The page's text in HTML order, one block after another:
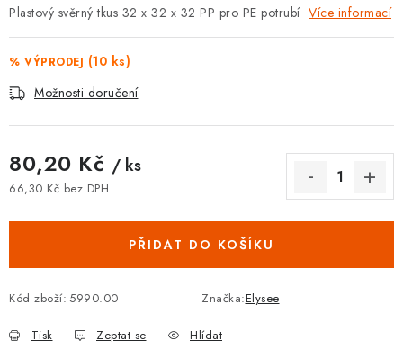
O NÁS
🚚 STAV OBJEDNÁVKY
DOPRAVA A PLATBA
VRÁCENÍ ZBOŽÍ A REKLAMACE
Plastový svěrný tkus 32 x 32 x 32 PP pro PE potrubí Více informací
% VÝPRODEJ (10 ks)
Možnosti doručení
80,20 Kč / ks
66,30 Kč bez DPH
PŘIDAT DO KOŠÍKU
Kód zboží: 5990.00 Značka:Elysee
Tisk Zeptat se Hlídat